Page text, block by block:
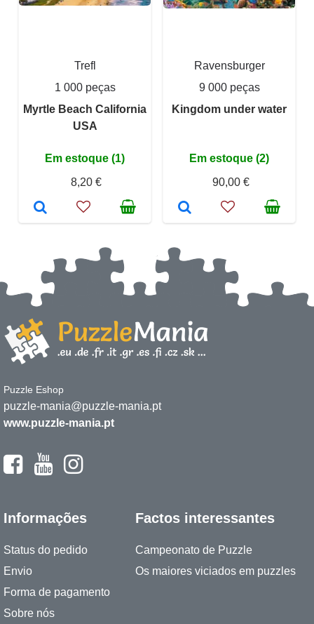
Trefl
1 000 peças
Myrtle Beach California
USA
Em estoque (1)
8,20 €
Ravensburger
9 000 peças
Kingdom under water
Em estoque (2)
90,00 €
Puzzle Eshop
puzzle-mania@puzzle-mania.pt
www.puzzle-mania.pt
Informações
Status do pedido
Envio
Forma de pagamento
Sobre nós
Factos interessantes
Campeonato de Puzzle
Os maiores viciados em puzzles